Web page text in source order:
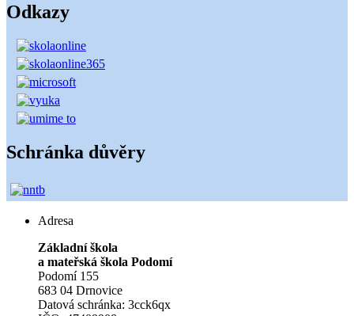
Odkazy
Schránka důvěry
Adresa
Základní škola
a mateřská škola Podomí
Podomí 155
683 04 Drnovice
Datová schránka: 3cck6qx